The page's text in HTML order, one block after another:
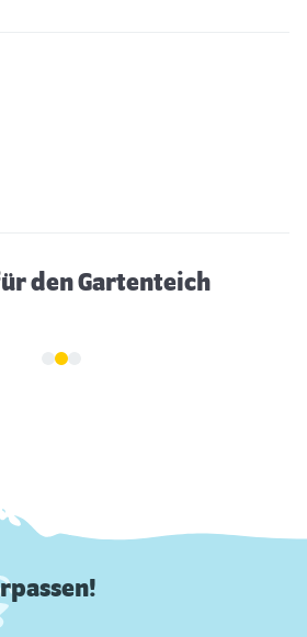
den Gartenteich